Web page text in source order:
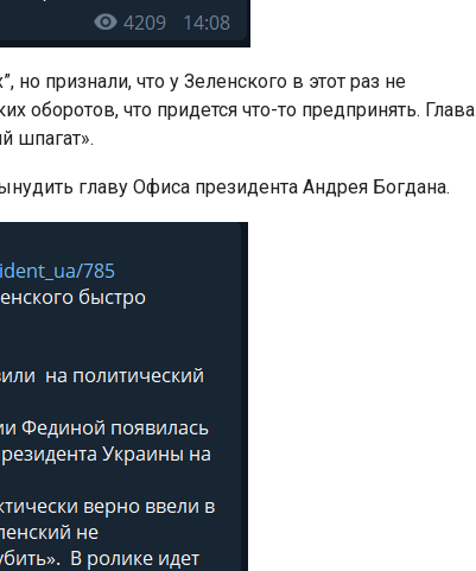
признали, что у Зеленского в этот раз не
оборотов, что придется что-то предпринять. Глава
шпагат».
главу Офиса президента Андрея Богдана.